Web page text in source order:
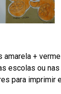
+
escolas ou
para